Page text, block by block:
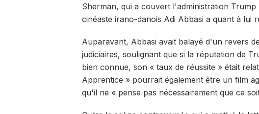
Sherman, qui a couvert l'administration
cinéaste irano-danois Adi Abbasi a quant à lui
Auparavant, Abbasi avait balayé d'un revers
judiciaires, soulignant que si la réputation de
bien connue, son « taux de réussite » était
Apprentice » pourrait également être un film
qu'il ne « pense pas nécessairement que ce